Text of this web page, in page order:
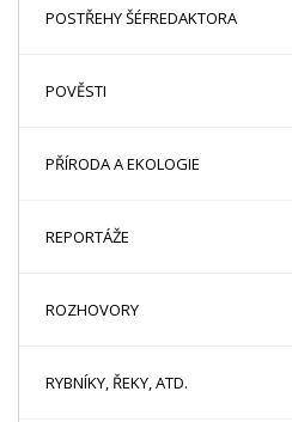
POSTŘEHY ŠÉFREDAKTORA
POVĚSTI
PŘÍRODA A EKOLOGIE
REPORTÁŽE
ROZHOVORY
RYBNÍKY, ŘEKY, ATD.